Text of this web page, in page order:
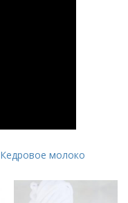
Кедровое молоко